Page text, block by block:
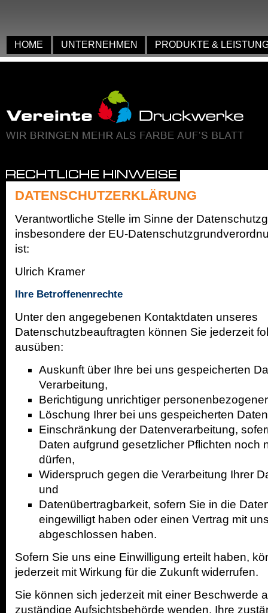
HOME UNTERNEHMEN PRODUKTE &
DATENSCHUTZERKLÄRUNG
Verantwortliche Stelle im Sinne der
insbesondere der EU-
ist:
Ulrich Kramer
Ihre Betroffenenrechte
Unter den angegebenen Kontaktdaten unseres
Datenschutzbeauftragten können Sie jederzeit
ausüben:
Auskunft über Ihre bei uns gespeicherten
Verarbeitung,
Berichtigung unrichtiger
Löschung Ihrer bei uns gespeicherten
Einschränkung der Datenverarbeitung,
Daten aufgrund gesetzlicher Pflichten noch
dürfen,
Widerspruch gegen die Verarbeitung Ihrer
und
Datenübertragbarkeit, sofern Sie in die
eingewilligt haben oder einen Vertrag mit
abgeschlossen haben.
Sofern Sie uns eine Einwilligung erteilt haben,
jederzeit mit Wirkung für die Zukunft widerrufen.
Sie können sich jederzeit mit einer Beschwerde
zuständige Aufsichtsbehörde wenden. Ihre